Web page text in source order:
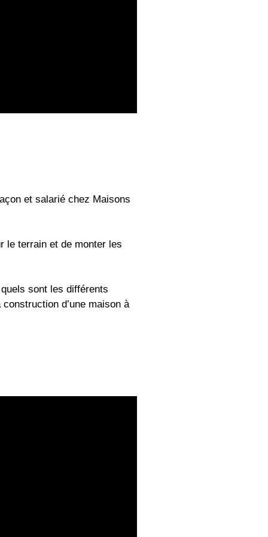
et salarié chez Maisons
le terrain et de monter les
sont les différents
d’une maison à